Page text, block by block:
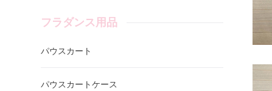
フラダンス用品
パウスカート
パウスカートケース